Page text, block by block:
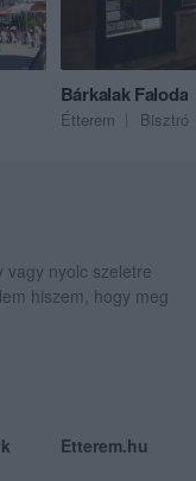
Bárkalak Faloda
Étterem Bisztró
vagy nyolc szeletre
hiszem, hogy meg
Etterem.hu